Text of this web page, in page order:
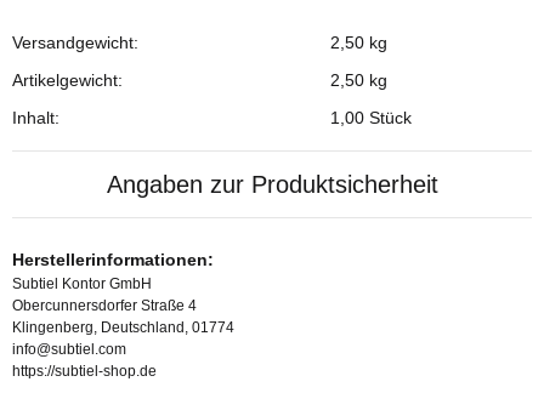
Produkteigenschaft
Wert
Versandgewicht:
2,50 kg
Artikelgewicht:
2,50 kg
Inhalt:
1,00 Stück
Angaben zur Produktsicherheit
Herstellerinformationen:
Subtiel Kontor GmbH
Obercunnersdorfer Straße 4
Klingenberg, Deutschland, 01774
info@subtiel.com
https://subtiel-shop.de